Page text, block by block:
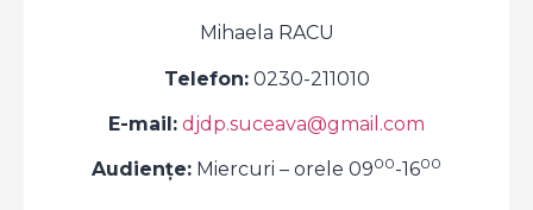
Mihaela RACU
Telefon:0230-211010
E-mail: djdp.suceava@gmail.com
Audiențe: Miercuri – orele 0900-1600